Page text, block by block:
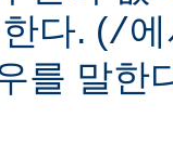
다. (/
를 말한